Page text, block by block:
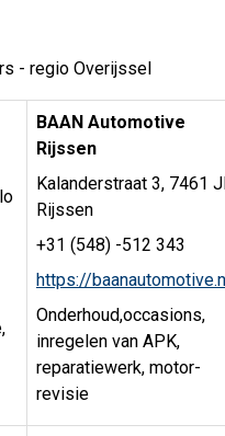
- regio Overijssel
BAAN Automotive
Rijssen
Kalanderstraat 3, 7461
Rijssen
+31 (548) -512 343
https://
Onderhoud,occasions,
inregelen van APK,
reparatiewerk, motor-
revisie